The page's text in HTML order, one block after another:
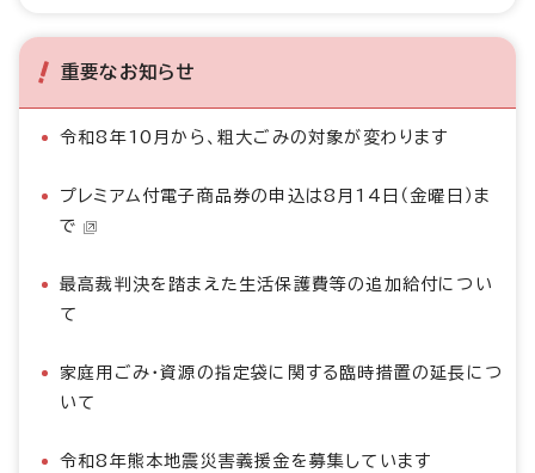
重要なお知らせ
令和8年10月から、粗大ごみの対象が変わります
プレミアム付電子商品券の申込は8月14日（金曜日）ま
で
最高裁判決を踏まえた生活保護費等の追加給付につい
て
家庭用ごみ・資源の指定袋に関する臨時措置の延長につ
いて
令和8年熊本地震災害義援金を募集しています